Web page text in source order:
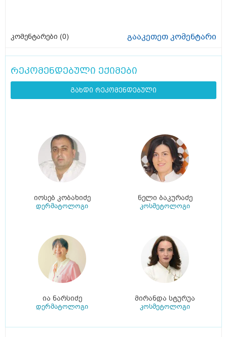
კომენტარები (0) გააკეთეთ კომენტარი
რეკომენდებული ექიმები
გახდი რეკომენდებული
იოსებ კობახიძე
დერმატოლოგი
ნელი ბაკურაძე
კოსმეტოლოგი
ია ნარსიძე
დერმატოლოგი
მირანდა სტურუა
კოსმეტოლოგი